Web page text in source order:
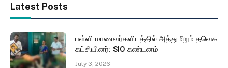
Latest Posts
பள்ளி மாணவர்களிடத்தில் அத்துமீறும் தவெக
கட்சியினர்: SIO கண்டனம்
July 3, 2026